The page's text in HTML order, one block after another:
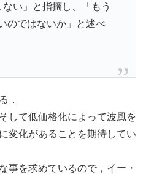
い」と指摘し、「もう
のではないか」と述べ
．
して低価格化によって波風を
変化があることを期待してい
事を求めているので，イー・